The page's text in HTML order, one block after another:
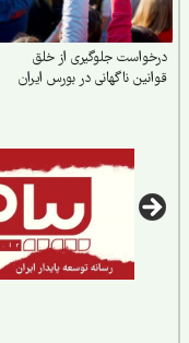
جلوگیری از خلق
ناگهانی در بورس ایران